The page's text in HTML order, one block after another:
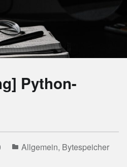
Python-
Allgemein, Bytespeicher